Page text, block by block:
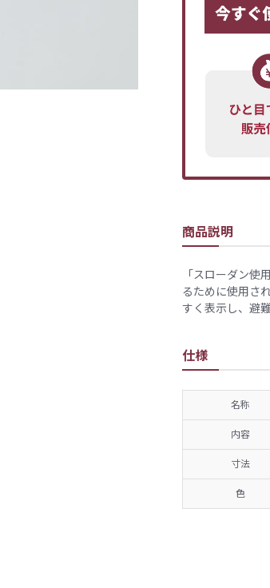
商品説明
「スローダン使
るために使用さ
すく表示し、避
仕様
名称
内容
寸法
色